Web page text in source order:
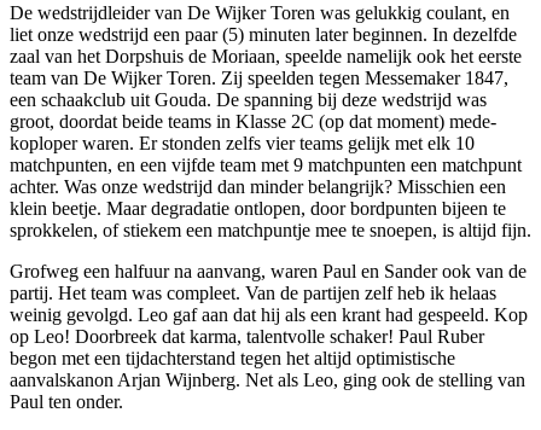
De wedstrijdleider van De Wijker Toren was gelukkig coulant, en
liet onze wedstrijd een paar (5) minuten later beginnen. In dezelfde
zaal van het Dorpshuis de Moriaan, speelde namelijk ook het eerste
team van De Wijker Toren. Zij speelden tegen Messemaker 1847,
een schaakclub uit Gouda. De spanning bij deze wedstrijd was
groot, doordat beide teams in Klasse 2C (op dat moment) mede-
koploper waren. Er stonden zelfs vier teams gelijk met elk 10
matchpunten, en een vijfde team met 9 matchpunten een matchpunt
achter. Was onze wedstrijd dan minder belangrijk? Misschien een
klein beetje. Maar degradatie ontlopen, door bordpunten bijeen te
sprokkelen, of stiekem een matchpuntje mee te snoepen, is altijd fijn.
Grofweg een halfuur na aanvang, waren Paul en Sander ook van de
partij. Het team was compleet. Van de partijen zelf heb ik helaas
weinig gevolgd. Leo gaf aan dat hij als een krant had gespeeld. Kop
op Leo! Doorbreek dat karma, talentvolle schaker! Paul Ruber
begon met een tijdachterstand tegen het altijd optimistische
aanvalskanon Arjan Wijnberg. Net als Leo, ging ook de stelling van
Paul ten onder.